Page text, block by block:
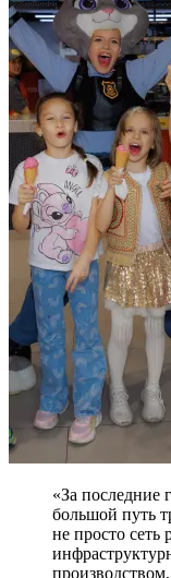
«За последние
большой путь
не просто сеть